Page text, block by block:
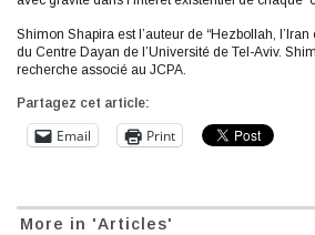
Shimon Shapira est l’auteur de “Hezbollah,
du Centre Dayan de l’Université de Tel-Aviv.
recherche associé au JCPA.
Partagez cet article:
Email Print
More in 'Articles'